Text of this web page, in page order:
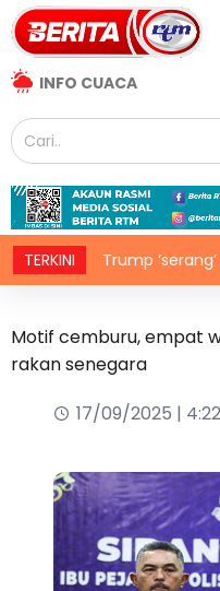
INFO CUACA
TERKINITrump ‘serang’ El-
Motif cemburu, empat
rakan senegara
17/09/2025 |